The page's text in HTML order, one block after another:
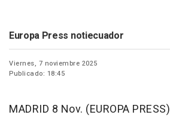
Europa Press notiecuador
Viernes, 7 noviembre 2025
Publicado: 18:45
MADRID 8 Nov. (EUROPA